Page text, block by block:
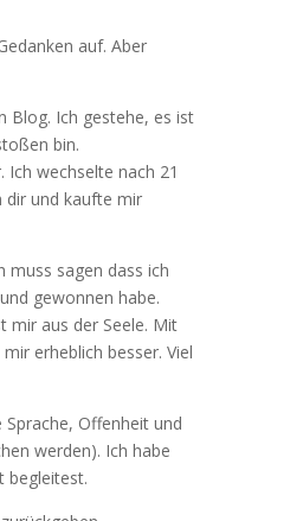
auf. Aber
Blog. Ich gestehe, es ist
bin.
Ich wechselte nach 21
dir und kaufte mir
muss sagen dass ich
gewonnen habe.
mir aus der Seele. Mit
erheblich besser. Viel
Offenheit und
werden). Ich habe
begleitest.